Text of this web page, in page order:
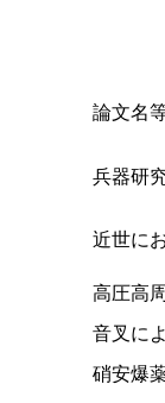
論文名
兵器研
近世に
高圧高
音叉に
硝安爆